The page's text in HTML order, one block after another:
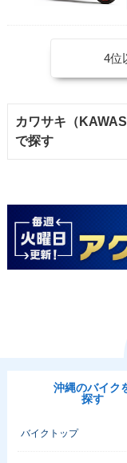
4位
カワサキ（
で探す
沖縄のバイク
探す
バイクトップ